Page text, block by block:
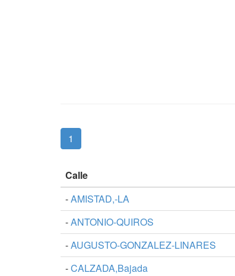
1
Calle
-AMISTAD,-LA
-ANTONIO-QUIROS
-AUGUSTO-GONZALEZ-LINARES
-CALZADA,Bajada